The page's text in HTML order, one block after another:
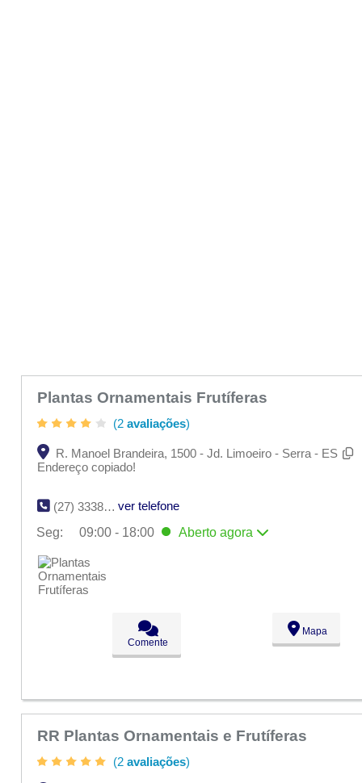
Plantas Ornamentais Frutíferas
(2 avaliações)
R. Manoel Brandeira, 1500 - Jd. Limoeiro - Serra - ES
Endereço copiado!
(27) 3338-0218
ver telefone
Seg:
09:00 - 18:00 Aberto agora
Seg:
Ter:
09:00 - 18:00
Qua:
09:00 - 18:00
Qui:
Fechado
Fechado
Comente
Mapa
RR Plantas Ornamentais e Frutíferas
(2 avaliações)